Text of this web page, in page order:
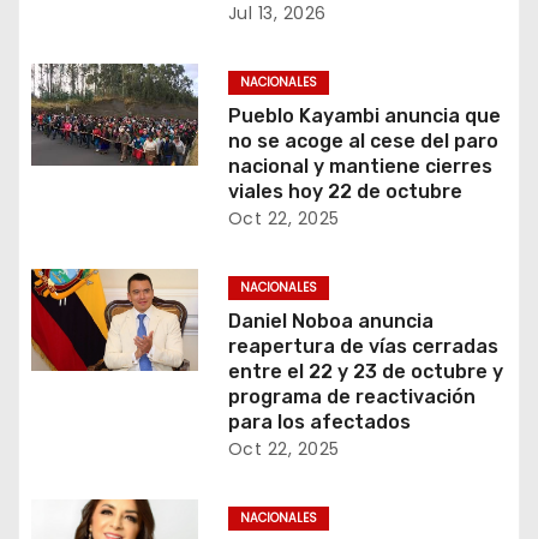
Jul 13, 2026
NACIONALES
Pueblo Kayambi anuncia que
no se acoge al cese del paro
nacional y mantiene cierres
viales hoy 22 de octubre
Oct 22, 2025
NACIONALES
Daniel Noboa anuncia
reapertura de vías cerradas
entre el 22 y 23 de octubre y
programa de reactivación
para los afectados
Oct 22, 2025
NACIONALES